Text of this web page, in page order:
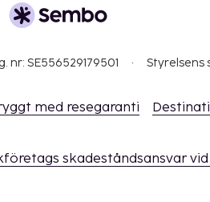
nr: SE556529179501 Styrelsens
med resegaranti
skadeståndsansvar